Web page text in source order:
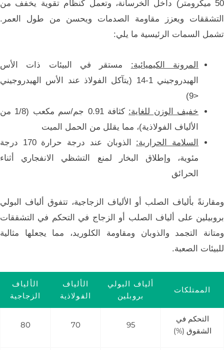
50 ميكرومتر) داخل الخرسانة، وتعمل كنظام تقوية يخفف من
التشققات ويعزز مقاومة الصدمات ويحسن من طول العمر.
تشمل السمات الرئيسية ما يلي:
المرونة الكيميائية: مستقر في البيئات ذات الأس
الهيدروجيني 1-14 (يتآكل الفولاذ عند الأس الهيدروجيني
<9)
خفيف الوزن للغاية:
كثافة 0.91 جم/سم مكعب (1/8 من
الألياف الفولاذية)، مما يقلل من الحمل الميت
السلامة الحرارية:
الذوبان عند درجة حرارة 170 درجة
مئوية، وإطلاق البخار لمنع التشظي الانفجاري أثناء
الحرائق
ومقارنةً بألياف الصلب أو الألياف الزجاجية، تتفوق ألياف البولي
بروبيلين على ألياف الصلب أو الزجاج في التحكم في التشققات
ومتانة التجمد والذوبان ومقاومة الكلوريد، مما يجعلها مثالية
للبيئات الصعبة.
الممتلكات
ألياف البولي
بروبلين
الألياف
الفولاذية
الألياف
الزجاجية
التحكم في
الشقوق (%)
95
70
80